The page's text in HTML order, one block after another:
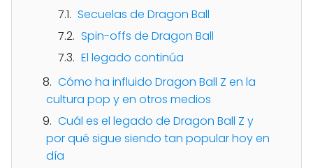
Secuelas de Dragon Ball
Spin-offs de Dragon Ball
El legado continúa
Cómo ha influido Dragon Ball Z en la
cultura pop y en otros medios
Cuál es el legado de Dragon Ball Z y
por qué sigue siendo tan popular hoy en
día